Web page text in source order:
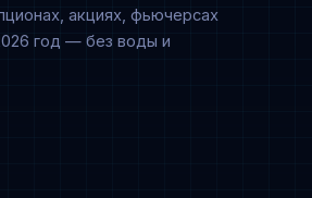
акциях, фьючерсах
год — без воды и